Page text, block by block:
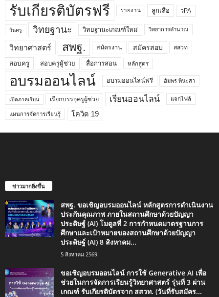
รับเกียรติบัตรฟรี รายงาน ลูกเสือ วPA
วันครู วิทยฐานะ วิทยฐานะเกณฑ์ใหม่ วิทยาการคำนวณ
วิทยาศาสตร์ สพฐ. สมัครงาน สมัครสอบ สสวท
สอบครู สอบครูผู้ช่วย สื่อการสอน หลักสูตร
อบรมออนไลน์ อบรมออนไลน์ฟรี อัมพร พินะสา
เปิดภาคเรียน เรียกบรรจุครูผู้ช่วย เรียนออนไลน์ แจกไฟล์
แผนการจัดการเรียนรู้ โควิด 19
ข่าวมากยิ่งขึ้น
สพฐ. ขอเชิญอบรมออนไลน์ หลักสูตรการดำเนินงาน
ประกันคุณภาพ ภายในสถานศึกษาด้วยปัญญา
ประดิษฐ์ (AI) โมดูลที่ 2 การกำหนดมาตรฐานการ
ศึกษาและเป้าหมายของสถานศึกษาด้วยปัญญา
ประดิษฐ์ (AI) 8 สิงหาคม...
5 สิงหาคม 2569
ขอเชิญอบรมออนไลน์ การใช้ Generative AI เพื่อ
ช่วยในการจัดการเรียนรู้วิทยาศาสตร์ รุ่นที่ 3 ผ่าน
เกณฑ์ รับเกียรติบัตรจาก สสวท. (วันที่รับสมัคร...